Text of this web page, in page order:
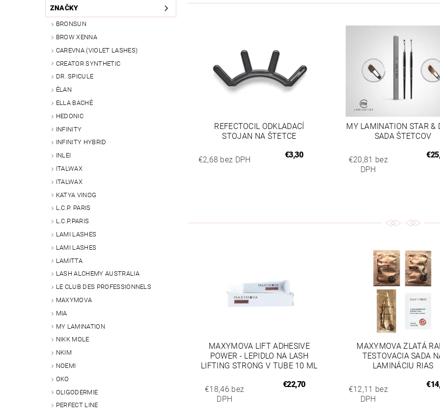
ZNAČKY
BRONSUN
BROW XENNA
CAREVNA (VIOLET LASHES)
CREATOR SYNTHETIC
DR. SPICULE
ÉLAN
ELLA BACHÉ
HEDONIC
INFINITY
INFINITY HYBRID
INLEI
ITALWAX
ITALWAX
KATYA VINOG
L.C.P. PARIS
L.C.P.PARIS
LAMI LASHES
LAMI LASHES
LAMITTA
LASH ALCHEMY AUSTRALIA
LE CLUB DES PROFESSIONNELS
MAXYMOVA
MIA
MY LAMINATION
NIKK MOLE
NKIM
NOEMI
OKO
OLIGODERMIE
PERFECT LINE
REFECTOCIL ODKLADACÍ
STOJAN NA ŠTETCE
€2,68 bez DPH
€3,30
MY LAMINATION STAR &
SADA ŠTETCOV
€20,81 bez
DPH
MAXYMOVA LIFT ADHESIVE
POWER - LEPIDLO NA LASH
LIFTING STRONG V TUBE 10 ML
€18,46 bez
DPH
€22,70
MAXYMOVA ZLATÁ
TESTOVACIA SADA
LAMINÁCIU RIAS
€12,11 bez
DPH